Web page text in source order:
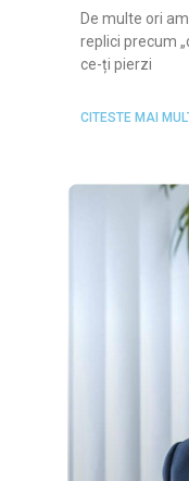
De multe ori
replici precum
ce-ți pierzi
CITESTE MAI